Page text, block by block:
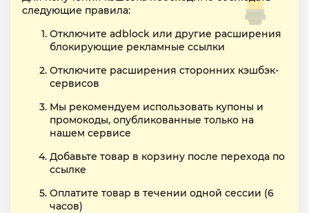
следующие правила:
Отключите adblock или другие расширения
блокирующие рекламные ссылки
Отключите расширения сторонних кэшбэк-
сервисов
Мы рекомендуем использовать купоны и
промокоды, опубликованные только на
нашем сервисе
Добавьте товар в корзину после перехода по
ссылке
Оплатите товар в течении одной сессии (6
часов)